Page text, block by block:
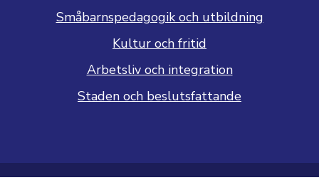
Småbarnspedagogik och utbildning
Kultur och fritid
Arbetsliv och integration
Staden och beslutsfattande